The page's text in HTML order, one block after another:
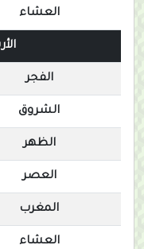
العشاء
الفجر
الشروق
الظهر
العصر
المغرب
العشاء